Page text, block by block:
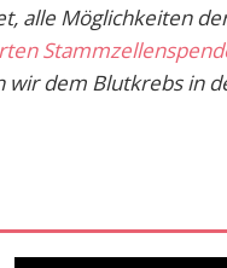
alle Möglichkeiten
dem Blutkrebs in